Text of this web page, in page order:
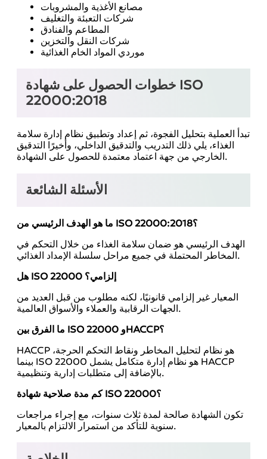
مصانع الأغذية والمشروبات
شركات التعبئة والتغليف
المطاعم والفنادق
شركات النقل والتخزين
موردي المواد الخام الغذائية
خطوات الحصول على شهادة ISO
22000:2018
تبدأ العملية بتحليل الفجوة، ثم إعداد وتطبيق نظام إدارة سلامة
الغذاء، يلي ذلك التدريب والتدقيق الداخلي، وأخيرًا التدقيق
الخارجي من جهة اعتماد معتمدة للحصول على الشهادة.
الأسئلة الشائعة
ما هو الهدف الرئيسي من ISO 22000:2018؟
الهدف الرئيسي هو ضمان سلامة الغذاء من خلال التحكم في
المخاطر المحتملة في جميع مراحل سلسلة الإمداد الغذائي.
هل ISO 22000 إلزامي؟
المعيار غير إلزامي قانونيًا، لكنه مطلوب من قبل العديد من
الجهات الرقابية والعملاء والأسواق العالمية.
ما الفرق بين ISO 22000 وHACCP؟
HACCP هو نظام لتحليل المخاطر ونقاط التحكم الحرجة،
بينما ISO 22000 هو نظام إدارة متكامل يشمل HACCP
بالإضافة إلى متطلبات إدارية وتنظيمية.
كم مدة صلاحية شهادة ISO 22000؟
تكون الشهادة صالحة لمدة ثلاث سنوات، مع إجراء مراجعات
سنوية للتأكد من استمرار الالتزام بالمعيار.